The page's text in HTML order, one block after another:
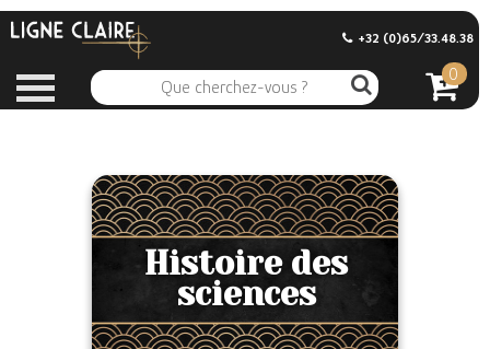
+32 (0)65/33.48.38
0
Histoire des
sciences